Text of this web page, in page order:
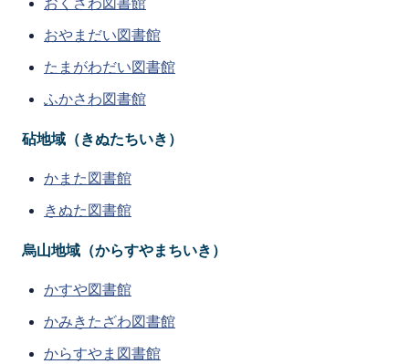
おくさわ図書館
おやまだい図書館
たまがわだい図書館
ふかさわ図書館
砧地域（きぬたちいき）
かまた図書館
きぬた図書館
烏山地域（からすやまちいき）
かすや図書館
かみきたざわ図書館
からすやま図書館